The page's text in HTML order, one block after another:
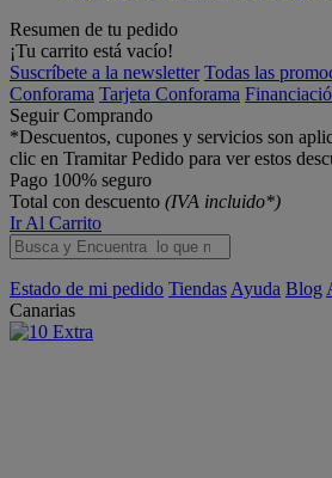
Resumen de tu pedido
¡Tu carrito está vacío!
Suscríbete a la newsletter Todas las
Conforama Tarjeta Conforama
Seguir Comprando
*Descuentos, cupones y servicios son
clic en Tramitar Pedido para ver estos
Pago 100% seguro
Total con descuento (IVA incluido*)
Ir Al Carrito
Estado de mi pedido Tiendas Ayuda Blog
Canarias